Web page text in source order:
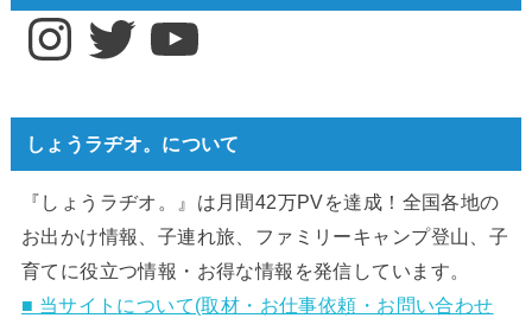
InstagramTwitter YouTube
しょうラヂオ。について
『しょうラヂオ。』は月間42万PVを達成！全国各地の
お出かけ情報、子連れ旅、ファミリーキャンプ登山、子
育てに役立つ情報・お得な情報を発信しています。
■ 当サイトについて(取材・お仕事依頼・お問い合わせ